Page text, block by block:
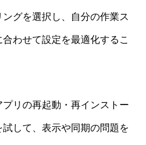
グを選択し、自分の作業ス
わせて設定を最適化するこ
プリの再起動・再インストー
して、表示や同期の問題を